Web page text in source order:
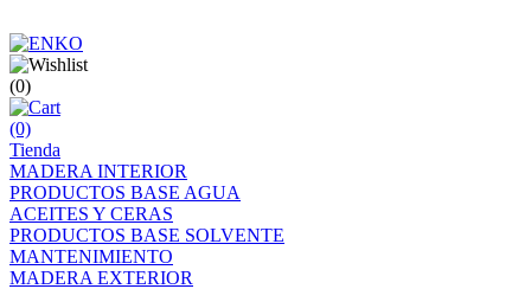
(0)
(0)
Tienda
MADERA INTERIOR
PRODUCTOS BASE AGUA
ACEITES Y CERAS
PRODUCTOS BASE SOLVENTE
MANTENIMIENTO
MADERA EXTERIOR